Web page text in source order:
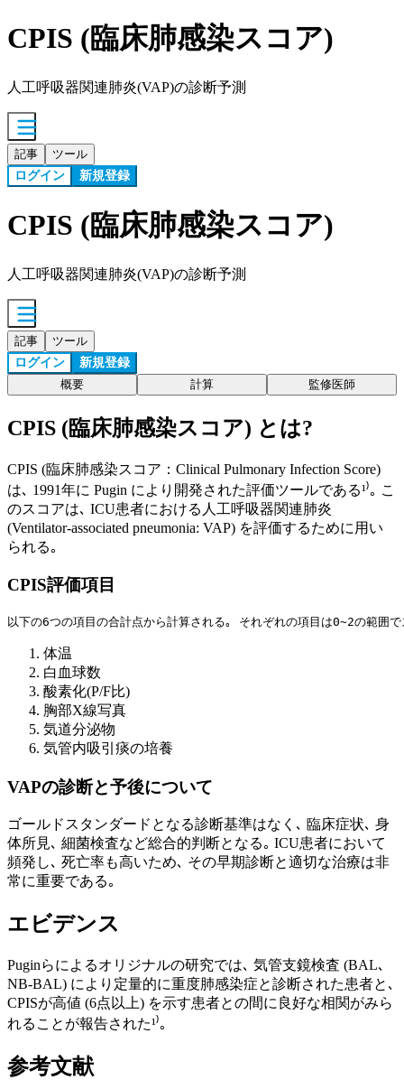
CPIS (臨床肺感染スコア)
人工呼吸器関連肺炎(VAP)の診断予測
記事 ツール
ログイン 新規登録
CPIS (臨床肺感染スコア)
人工呼吸器関連肺炎(VAP)の診断予測
記事 ツール
ログイン 新規登録
概要 計算 監修医師
CPIS (臨床肺感染スコア) とは?
CPIS (臨床肺感染スコア：Clinical Pulmonary Infection Score)
は､ 1991年に Pugin により開発された評価ツールである¹⁾｡ こ
のスコアは､ ICU患者における人工呼吸器関連肺炎
(Ventilator-associated pneumonia: VAP) を評価するために用い
られる｡
CPIS評価項目
以下の6つの項目の合計点から計算される｡ それぞれの項目は0~2の範囲
体温
白血球数
酸素化(P/F比)
胸部X線写真
気道分泌物
気管内吸引痰の培養
VAPの診断と予後について
ゴールドスタンダードとなる診断基準はなく､ 臨床症状､ 身
体所見､ 細菌検査など総合的判断となる｡ ICU患者において
頻発し､ 死亡率も高いため､ その早期診断と適切な治療は非
常に重要である｡
エビデンス
Puginらによるオリジナルの研究では､ 気管支鏡検査 (BAL､
NB‐BAL) により定量的に重度肺感染症と診断された患者と､
CPISが高値 (6点以上) を示す患者との間に良好な相関がみら
れることが報告された¹⁾｡
参考文献